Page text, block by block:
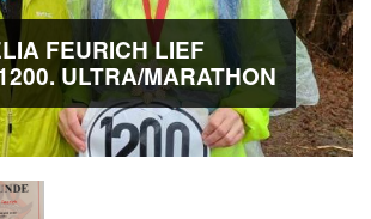
FEURICH LIEF
ULTRA/MARATHON